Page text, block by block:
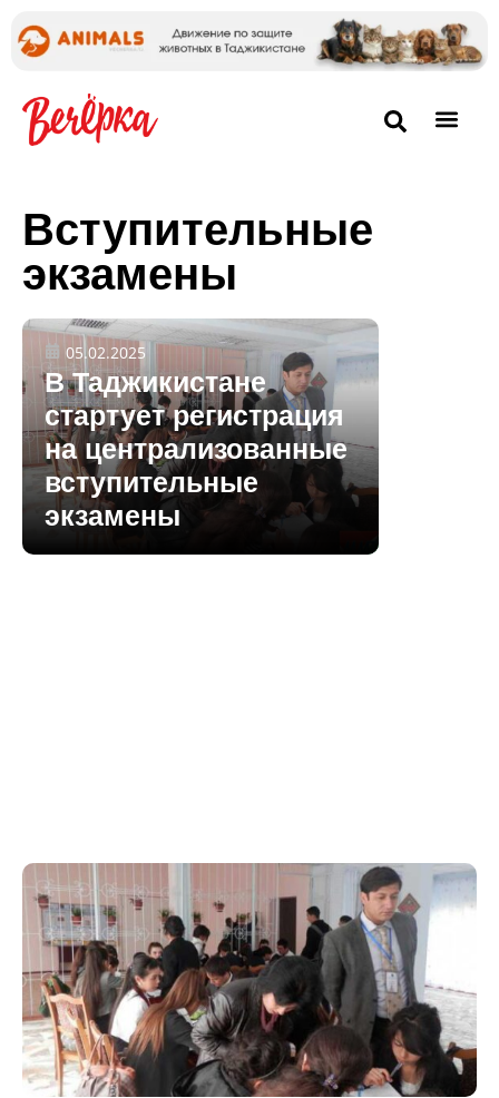
Вступительные
экзамены
05.02.2025
В Таджикистане
стартует регистрация
на централизованные
вступительные
экзамены